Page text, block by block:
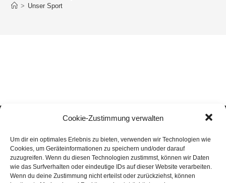
Cookie-Zustimmung verwalten
Um dir ein optimales Erlebnis zu bieten, verwenden wir Technologien wie
Cookies, um Geräteinformationen zu speichern und/oder darauf
zuzugreifen. Wenn du diesen Technologien zustimmst, können wir Daten
wie das Surfverhalten oder eindeutige IDs auf dieser Website verarbeiten.
Wenn du deine Zustimmung nicht erteilst oder zurückziehst, können
> Unser Sport
Impressum Datenschutzerklärung Cookie-Richtlinie